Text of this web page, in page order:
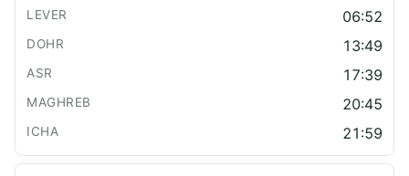
06:52
13:49
17:39
20:45
21:59